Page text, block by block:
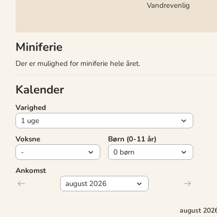
Vandrevenlig
Miniferie
Der er mulighed for miniferie hele året.
Kalender
Ankomst
august
Varighed
Voksne Børn (0-11 år)